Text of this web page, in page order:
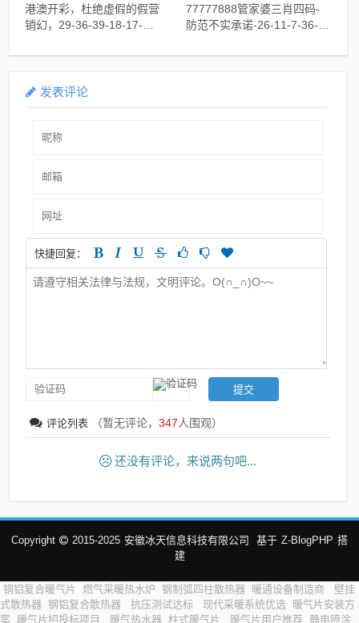
港澳开彩，杜绝虚假的假营
销幻，29-36-39-18-17-
77777888管家婆三肖四码-
防范不实承诺-26-11-7-36-
发表评论
快捷回复：
评论列表 （暂无评论，347人围观）
还没有评论，来说两句吧...
Copyright 2015-2025 安徽冰天信息科技有限公司 基于 Z-BlogPHP 搭
建
铜铝复合暖气片 燃气采暖热水炉 钢制弧四柱散热器 暖通设备制造商
壁挂
式散热器 钢铝复合散热器 抗压测试达标 现代采暖系统优选
暖气片安装方
案
暖气片招投标项目 暖气热水器 柱式暖气片 暖气片用户推荐 静电喷涂